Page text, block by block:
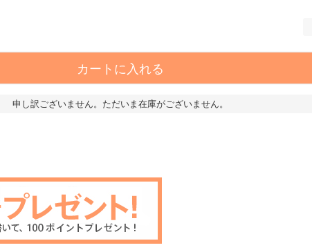
カートに入れる
申し訳ございません。ただいま在庫がございません。